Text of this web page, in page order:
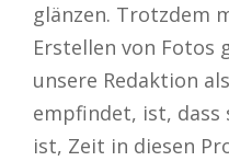
glänzen. Trotzdem
Erstellen von Fotos
unsere Redaktion
empfindet, ist, dass
ist, Zeit in diesen